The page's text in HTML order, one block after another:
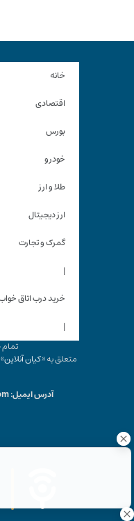
خانه
اقتصادی
بورس
خودرو
طلا و ارز
ارز دیجیتال
گمرک و تجارت
|
خرید درب اتاق
|
تمام حقوق
متعلق به «کیان آنلاین
آدرس ایمیل: kiyanonline.ir@gmail.com